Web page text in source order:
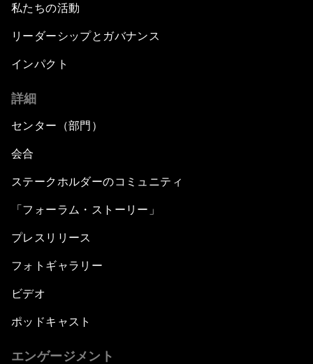
私たちの活動
リーダーシップとガバナンス
インパクト
詳細
センター（部門）
会合
ステークホルダーのコミュニティ
「フォーラム・ストーリー」
プレスリリース
フォトギャラリー
ビデオ
ポッドキャスト
エンゲージメント